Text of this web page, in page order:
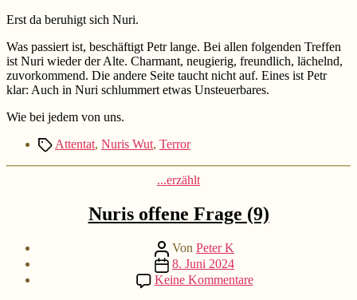
Erst da beruhigt sich Nuri.
Was passiert ist, beschäftigt Petr lange. Bei allen folgenden Treffen
ist Nuri wieder der Alte. Charmant, neugierig, freundlich, lächelnd,
zuvorkommend. Die andere Seite taucht nicht auf. Eines ist Petr
klar: Auch in Nuri schlummert etwas Unsteuerbares.
Wie bei jedem von uns.
Schlagwörter
Attentat, Nuris Wut, Terror
Kategorien
...erzählt
Nuris offene Frage (9)
Beitragsautor
Von Peter K
Beitragsdatum
8. Juni 2024
Keine Kommentarezu